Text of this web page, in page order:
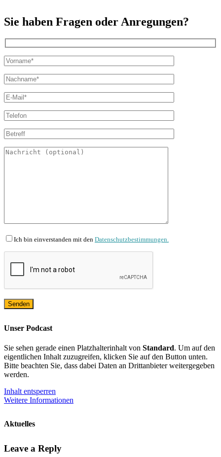
Sie haben Fragen oder Anregungen?
Ich bin einverstanden mit den Datenschutzbestimmungen.
Unser Podcast
Sie sehen gerade einen Platzhalterinhalt von Standard. Um auf den
eigentlichen Inhalt zuzugreifen, klicken Sie auf den Button unten.
Bitte beachten Sie, dass dabei Daten an Drittanbieter weitergegeben
werden.
Inhalt entsperren
Weitere Informationen
Aktuelles
Leave a Reply